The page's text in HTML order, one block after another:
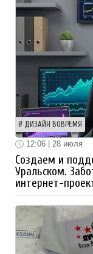
ДИЗАЙН ВОВРЕМЯ
12:06 | 28 июля
Создаем и
Уральском.
интернет-